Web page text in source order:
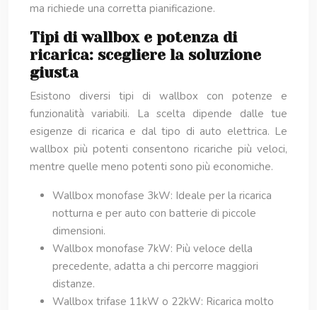
ma richiede una corretta pianificazione.
Tipi di wallbox e potenza di
ricarica: scegliere la soluzione
giusta
Esistono diversi tipi di wallbox con potenze e
funzionalità variabili. La scelta dipende dalle tue
esigenze di ricarica e dal tipo di auto elettrica. Le
wallbox più potenti consentono ricariche più veloci,
mentre quelle meno potenti sono più economiche.
Wallbox monofase 3kW: Ideale per la ricarica
notturna e per auto con batterie di piccole
dimensioni.
Wallbox monofase 7kW: Più veloce della
precedente, adatta a chi percorre maggiori
distanze.
Wallbox trifase 11kW o 22kW: Ricarica molto